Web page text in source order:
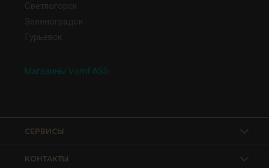
Светлогорск
Зеленоградск
Гурьевск
Магазины VomFASS
КОНТАКТЫ
СЕРВИСЫ